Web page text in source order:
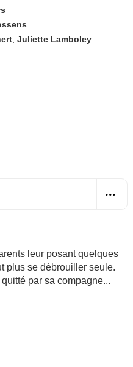
Juliette Lamboley
leur posant quelques
plus se débrouiller seule.
par sa compagne...